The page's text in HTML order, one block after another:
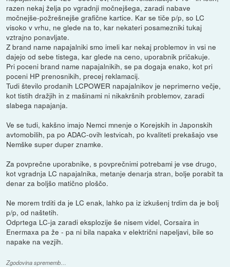
razen nekaj želja po vgradnji močnejšega, zaradi nabave
močnejše-požrešnejše grafične kartice. Kar se tiče p/p, so LC
visoko v vrhu, ne glede na to, kar nekateri posamezniki tukaj
vztrajno ponavljate.
Z brand name napajalniki smo imeli kar nekaj problemov in vsi ne
dajejo od sebe tistega, kar glede na ceno, uporabnik pričakuje.
Pri poceni brand name napajalnikih, se pa dogaja enako, kot pri
poceni HP prenosnikih, precej reklamacij.
Tudi število prodanih LCPOWER napajalnikov je neprimerno večje,
kot tistih dražjih in z mašinami ni nikakršnih problemov, zaradi
slabega napajanja.
Ve se tudi, kakšno imajo Nemci mnenje o Korejskih in Japonskih
avtomobilih, pa po ADAC-ovih lestvicah, po kvaliteti prekašajo vse
Nemške super duper znamke.
Za povprečne uporabnike, s povprečnimi potrebami je vse drugo,
kot vgradnja LC napajalnika, metanje denarja stran, bolje porabit ta
denar za boljšo matično ploščo.
Ne morem trditi da je LC enak, lahko pa iz izkušenj trdim da je bolj
p/p, od naštetih.
Odprtega LC-ja zaradi eksplozije še nisem videl, Corsaira in
Enermaxa pa že - pa ni bila napaka v električni napeljavi, bile so
napake na vezjih.
Zgodovina sprememb…